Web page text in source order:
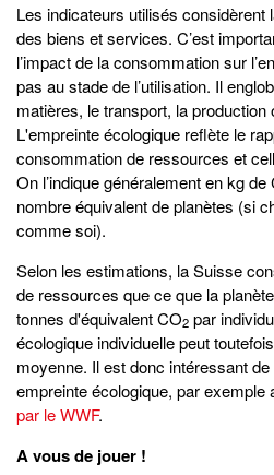
Les indicateurs utilisés considèrent
des biens et services. C’est
l’impact de la consommation sur
pas au stade de l’utilisation. Il
matières, le transport, la production
L'empreinte écologique reflète le
consommation de ressources et
On l’indique généralement en kg de
nombre équivalent de planètes (si
comme soi).
Selon les estimations, la Suisse
de ressources que ce que la
tonnes d'équivalent CO2 par
écologique individuelle peut
moyenne. Il est donc intéressant
empreinte écologique, par exemple
par le WWF.
A vous de jouer !